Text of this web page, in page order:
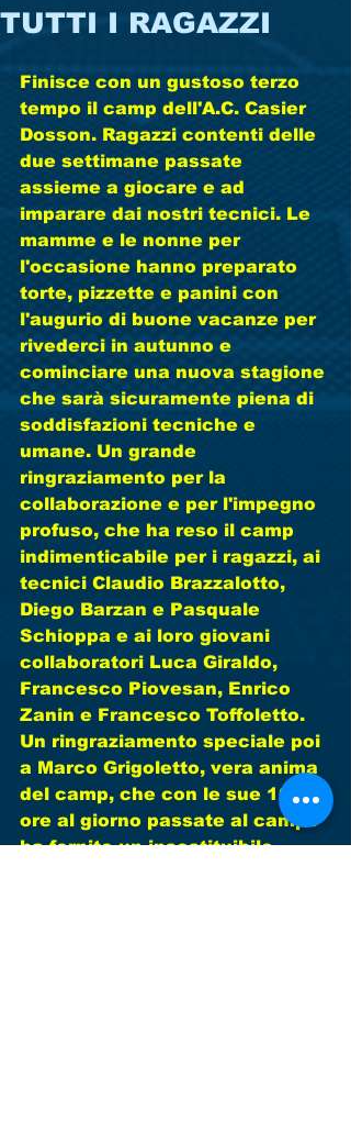
TUTTI I RAGAZZI
Finisce con un gustoso terzo
tempo il camp dell'A.C. Casier
Dosson. Ragazzi contenti delle
due settimane passate
assieme a giocare e ad
imparare dai nostri tecnici. Le
mamme e le nonne per
l'occasione hanno preparato
torte, pizzette e panini con
l'augurio di buone vacanze per
rivederci in autunno e
cominciare una nuova stagione
che sarà sicuramente piena di
soddisfazioni tecniche e
umane. Un grande
ringraziamento per la
collaborazione e per l'impegno
profuso, che ha reso il camp
indimenticabile per i ragazzi, ai
tecnici Claudio Brazzalotto,
Diego Barzan e Pasquale
Schioppa e ai loro giovani
collaboratori Luca Giraldo,
Francesco Piovesan, Enrico
Zanin e Francesco Toffoletto.
Un ringraziamento speciale poi
a Marco Grigoletto, vera anima
del camp, che con le sue 10
ore al giorno passate al campo
ha fornito un insostituibile